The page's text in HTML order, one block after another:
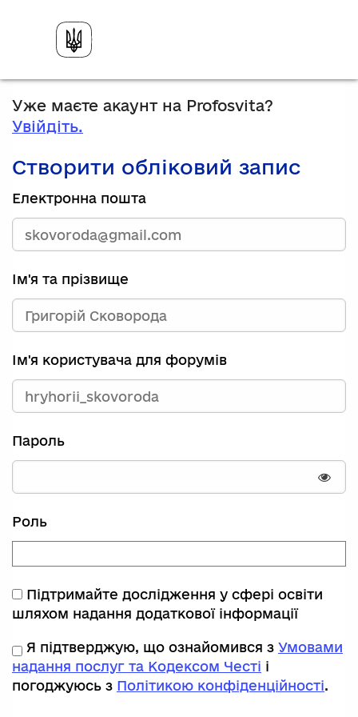
Уже маєте акаунт на Profosvita?
Увійдіть.
Створити обліковий запис
Електронна пошта
Ім'я та прізвище
Ім'я користувача для форумів
Пароль
Роль
Підтримайте дослідження у сфері освіти
шляхом надання додаткової інформації
Я підтверджую, що ознайомився з Умовами
надання послуг та Кодексом Честі і
погоджуюсь з Політикою конфіденційності.